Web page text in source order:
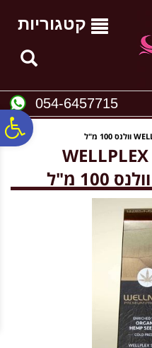
נגישות
קטגוריות
054-6457715
סרום לכל סוגי השיער WELLPLEX